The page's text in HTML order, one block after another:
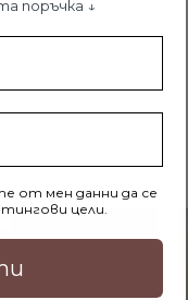
поръчка ↓
от мен данни да се
цели.